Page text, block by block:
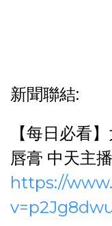
新聞聯結:
【每日必看
唇膏 中天主
https://